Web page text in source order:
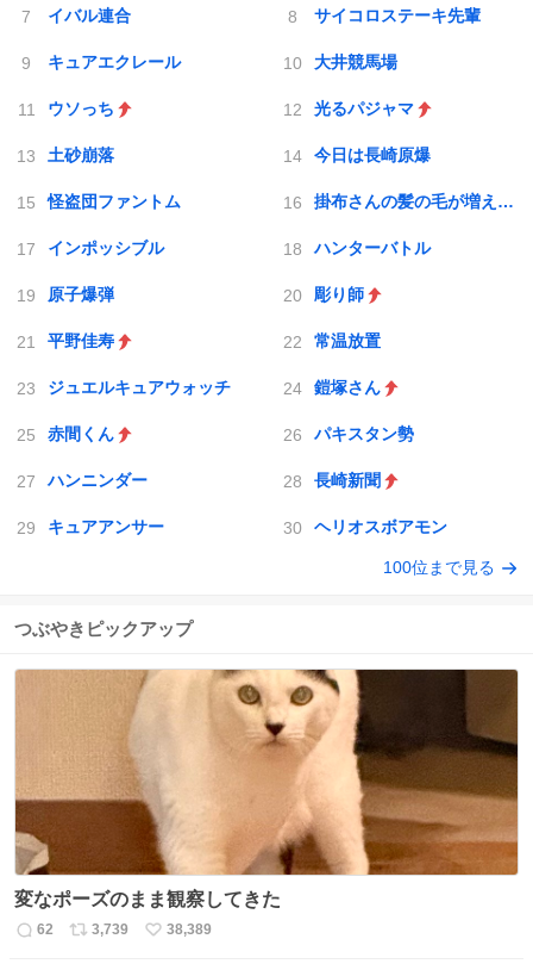
イバル連合 サイコロステーキ先輩
キュアエクレール 大井競馬場
ウソっち 光るパジャマ
土砂崩落 今日は長崎原爆
怪盗団ファントム 掛布さんの髪の毛が増えていた
インポッシブル ハンターバトル
原子爆弾 彫り師
平野佳寿 常温放置
ジュエルキュアウォッチ 鎧塚さん
赤間くん パキスタン勢
ハンニンダー 長崎新聞
キュアアンサー ヘリオスボアモン
100位まで見る
つぶやきピックアップ
変なポーズのまま観察してきた
返
62
リ
3,739
い
38,389